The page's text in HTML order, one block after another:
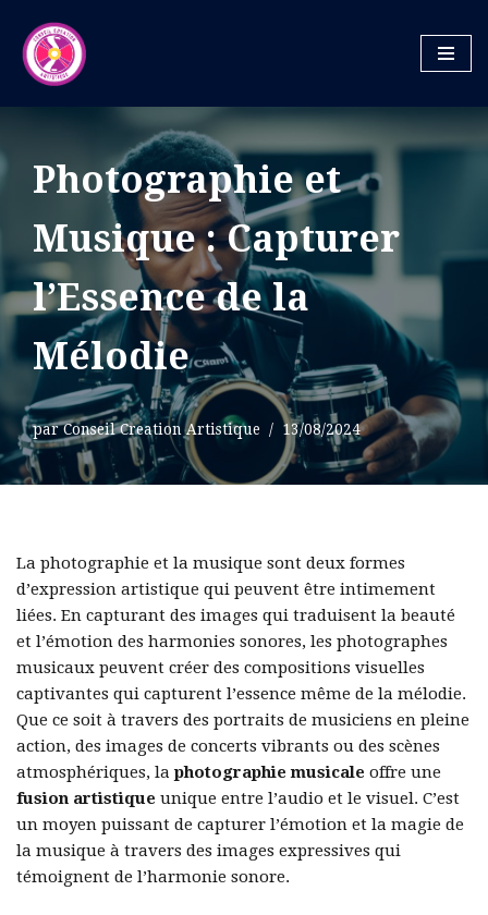
Aller
au
contenu
Photographie et
Musique : Capturer
l’Essence de la
Mélodie
parConseil Creation Artistique 13/08/2024
La photographie et la musique sont deux formes
d’expression artistique qui peuvent être intimement
liées. En capturant des images qui traduisent la beauté
et l’émotion des harmonies sonores, les photographes
musicaux peuvent créer des compositions visuelles
captivantes qui capturent l’essence même de la mélodie.
Que ce soit à travers des portraits de musiciens en pleine
action, des images de concerts vibrants ou des scènes
atmosphériques, la photographie musicale offre une
fusion artistique unique entre l’audio et le visuel. C’est
un moyen puissant de capturer l’émotion et la magie de
la musique à travers des images expressives qui
témoignent de l’harmonie sonore.